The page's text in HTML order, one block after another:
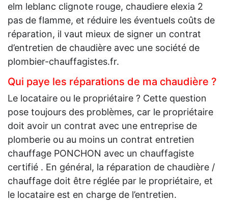
elm leblanc clignote rouge, chaudiere elexia 2
pas de flamme, et réduire les éventuels coûts de
réparation, il vaut mieux de signer un contrat
d’entretien de chaudière avec une société de
plombier-chauffagistes.fr.
Qui paye les réparations de ma chaudière ?
Le locataire ou le propriétaire ? Cette question
pose toujours des problèmes, car le propriétaire
doit avoir un contrat avec une entreprise de
plomberie ou au moins un contrat entretien
chauffage PONCHON avec un chauffagiste
certifié . En général, la réparation de chaudière /
chauffage doit être réglée par le propriétaire, et
le locataire est en charge de l’entretien.